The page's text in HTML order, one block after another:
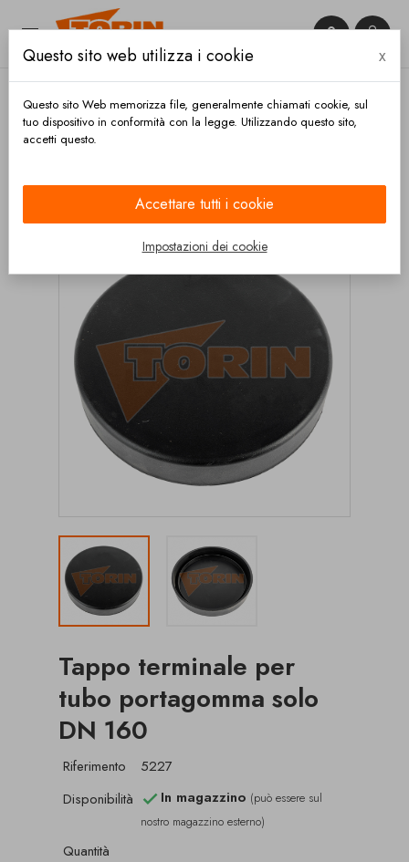
 

Tappo terminale per
tubo portagomma solo
DN 160
Riferimento
5227
Disponibilità  In magazzino (può essere sul
nostro magazzino esterno)
Quantità
Questo sito web utilizza i cookie x
Questo sito Web memorizza file, generalmente chiamati cookie, sul
tuo dispositivo in conformità con la legge. Utilizzando questo sito,
accetti questo.
Accettare tutti i cookie
Impostazioni dei cookie